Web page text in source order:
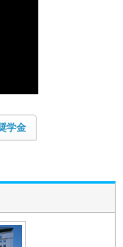
学金